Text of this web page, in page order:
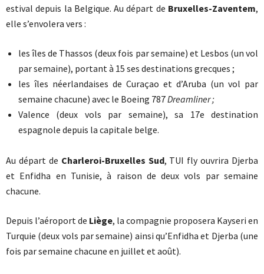
estival depuis la Belgique. Au départ de Bruxelles-Zaventem,
elle s’envolera vers :
les îles de Thassos (deux fois par semaine) et Lesbos (un vol
par semaine), portant à 15 ses destinations grecques ;
les îles néerlandaises de Curaçao et d’Aruba (un vol par
semaine chacune) avec le Boeing 787Dreamliner ;
Valence (deux vols par semaine), sa 17e destination
espagnole depuis la capitale belge.
Au départ de Charleroi-Bruxelles Sud, TUI fly ouvrira Djerba
et Enfidha en Tunisie, à raison de deux vols par semaine
chacune.
Depuis l’aéroport de Liège, la compagnie proposera Kayseri en
Turquie (deux vols par semaine) ainsi qu’Enfidha et Djerba (une
fois par semaine chacune en juillet et août).